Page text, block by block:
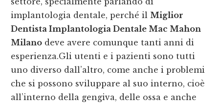
implantologia dentale, perché il Miglior
Dentista Implantologia Dentale Mac Mahon
Milano deve avere comunque tanti anni di
esperienza.Gli utenti e i pazienti sono tutti
uno diverso dall’altro, come anche i problemi
che si possono sviluppare al suo interno, cioè
all’interno della gengiva, delle ossa e anche